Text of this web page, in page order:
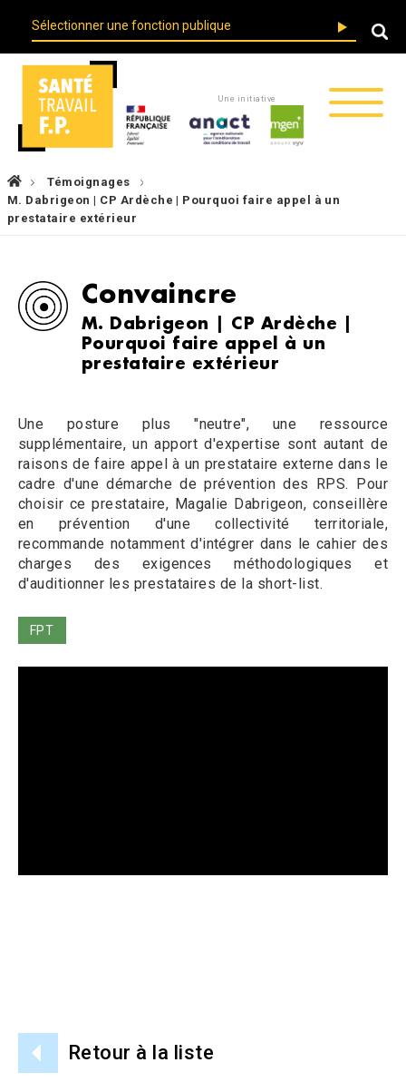
main
navigation
account
menu
Une initiative
Fil
d'Ariane
Témoignages
M. Dabrigeon | CP Ardèche | Pourquoi faire appel à un
prestataire extérieur
Convaincre
M. Dabrigeon | CP Ardèche |
Pourquoi faire appel à un
prestataire extérieur
Une posture plus "neutre", une ressource
supplémentaire, un apport d'expertise sont autant de
raisons de faire appel à un prestataire externe dans le
cadre d'une démarche de prévention des RPS. Pour
choisir ce prestataire, Magalie Dabrigeon, conseillère
en prévention d'une collectivité territoriale,
recommande notamment d'intégrer dans le cahier des
charges des exigences méthodologiques et
d'auditionner les prestataires de la short-list.
FPT
Retour à la liste